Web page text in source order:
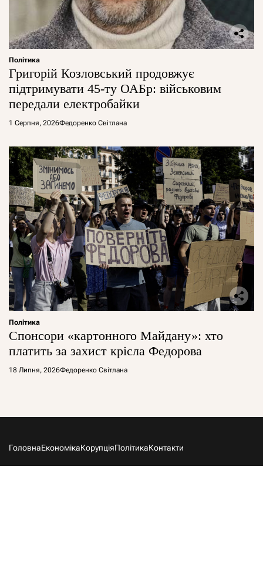
Політика
Григорій Козловський продовжує
підтримувати 45-ту ОАБр: військовим
передали електробайки
1 Серпня, 2026Федоренко Світлана
Політика
Спонсори «картонного Майдану»: хто
платить за захист крісла Федорова
18 Липня, 2026Федоренко Світлана
ГоловнаЕкономікаКорупціяПолітикаКонтакти